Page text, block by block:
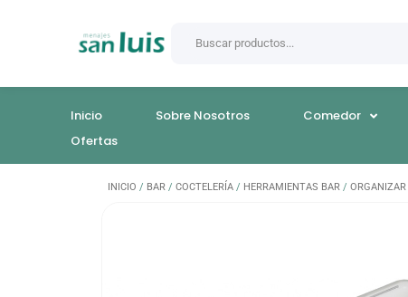
Inicio Sobre Nosotros Comedor
Ofertas
INICIO / BAR / COCTELERÍA / HERRAMIENTAS BAR / ORGANIZAR